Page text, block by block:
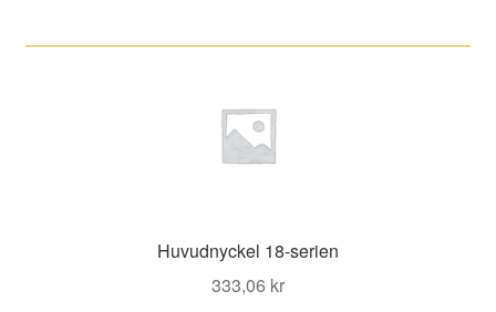
Huvudnyckel 18-serien
333,06 kr